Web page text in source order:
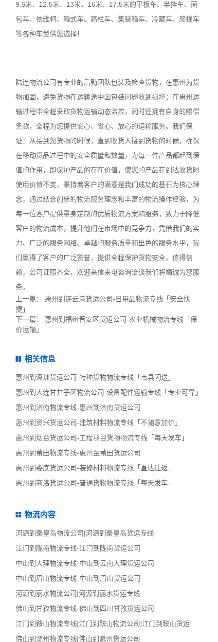
9.6米、12.5米、13米、16米、17.5米的平板车、半挂车、面
包车、依维柯、箱式车、高栏车、集装箱车、冷藏车、爬梯车
等各种车型供您选择！
陆连物流公司有专业的后勤团队包装及检查货物，在惠州为货
物加固，避免货物在运输途中因包装问题收到损坏；在惠州运
输过程中全程采取货物运输动态监控，同时还拥有自身的赔偿
条款，全程为您提供安心、省心、放心的运输服务。我们保
证：从接到您货物的时候，直到收货人接到货物的时候，确保
在移动货品过程中的安全质量和数量，为每一件产品都起到保
值的作用，即保护产品的存在价值，使您的产品在到达收货时
使用价值不变，秉持着客户的满意是我们成功的基石为核心理
念，通过结合创新的物流服务理念和丰富的物流操作经验，为
每一位客户提供量身定制的优质物流方案和服务，致力于降低
客户的物流成本，提升他们在市场中的竞争力，凭借我们的实
力、广泛的服务网络、卓越的服务质量和出色的服务水平，我
们赢得了客户的广泛赞誉，提供全程保护货物安全，值得信
赖，公司证照齐全，欢迎来信来电咨询洽谈我们将竭诚为您服
务。
上一篇： 惠州到连云港货运公司-日用品物流专线「安全快
捷」
下一篇： 惠州到福州晋安区货运公司-农业机械物流专线「保
价运输」
相关信息
惠州到深圳货运公司-特种货物物流专线「市县闪送」
惠州到大连甘井子区物流公司-设备配件运输专线「专业可靠」
惠州到济南物流专线-惠州到济南货运公司
惠州到资兴货运公司-建筑材料物流专线「不随意加价」
惠州到烟台货运公司-工程项目货物物流专线「每天发车」
惠州到莆田物流专线-惠州至莆田货运公司
惠州到娄底货运公司-装修材料物流专线「直达往返」
惠州到商洛货运公司-普通货物物流专线「每天发车」
物流内容
河源到秦皇岛物流公司|河源到秦皇岛货运专线
江门到陇南物流专线-江门到陇南货运公司
中山到大理物流专线-中山到云南大理货运公司
中山到眉山物流专线-中山到眉山货运公司
河源到丽水物流公司|河源到丽水货运专线
佛山到甘孜物流专线-佛山到四川甘孜货运公司
江门到鞍山物流专线|江门到鞍山物流公司|江门到鞍山货运
佛山到滁州物流专线|佛山到滁州货运公司